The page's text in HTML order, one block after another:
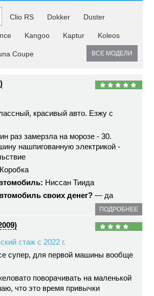
Clio RS Dokker Duster
Kangoo Kaptur Koleos
Coupe ВСЕ МОДЕЛИ
красивый авто. Езжу с
раз замерзла на морозе - 30.
нашпигованную электрикой -
Коробка
Ниссан Тиида
своих денег? — да
ПОДРОБНЕЕ
стаж с 2022 г.
супер, для первой машины вообще
поворачивать на маленькой
что это время привычки